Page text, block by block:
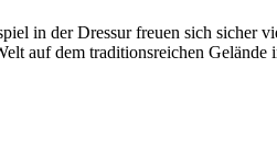
in der Dressur freuen sich sicher
auf dem traditionsreichen